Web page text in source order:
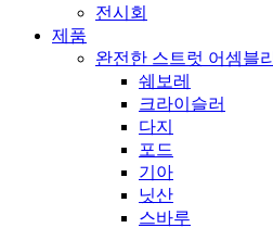
전시회
제품
완전한 스트럿 어셈블리
쉐보레
크라이슬러
다지
포드
기아
닛산
스바루